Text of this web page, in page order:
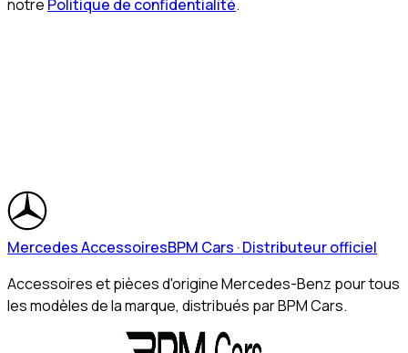
notre Politique de confidentialité.
Mercedes AccessoiresBPM Cars · Distributeur officiel
Accessoires et pièces d'origine Mercedes-Benz pour tous
les modèles de la marque, distribués par BPM Cars.